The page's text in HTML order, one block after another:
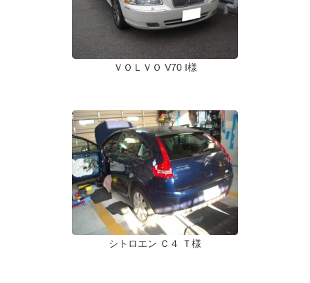
ＶＯＬＶＯ V70 I様
シトロエン Ｃ４ Ｔ様